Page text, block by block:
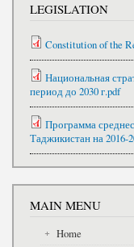
LEGISLATION
Constitution of the
Национальная
период до 2030 г.pdf
Программа
Таджикистан на 2016-
MAIN MENU
Home